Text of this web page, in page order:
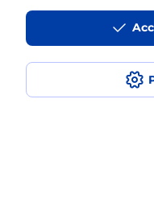
Comment
retour chez un
déplacer ?
Envoyer un petit